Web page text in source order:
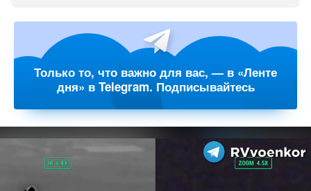
Только то, что важно для вас, — в «Ленте
дня» в Telegram. Подписывайтесь